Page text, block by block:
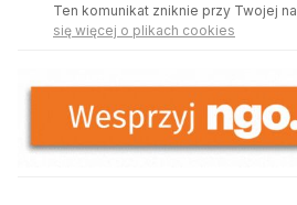
Ten komunikat zniknie przy Twojej
się więcej o plikach cookies